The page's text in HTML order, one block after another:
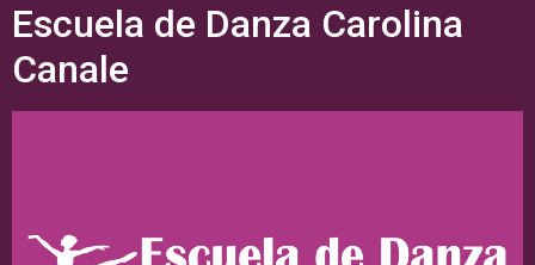
Escuela de Danza Carolina
Canale